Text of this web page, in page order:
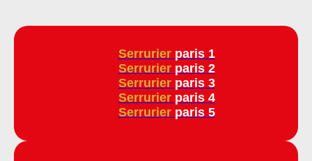
Serrurier paris 1
Serrurier paris 2
Serrurier paris 3
Serrurier paris 4
Serrurier paris 5